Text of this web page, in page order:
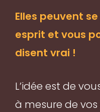
Elles peuvent
esprit et vous
disent vrai !
L’idée est de
à mesure de